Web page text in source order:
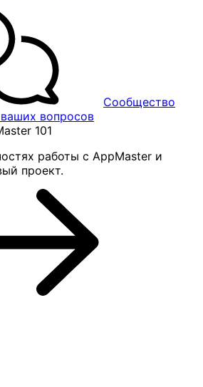
Сообщество
вопросов
101
работы с AppMaster и
проект.